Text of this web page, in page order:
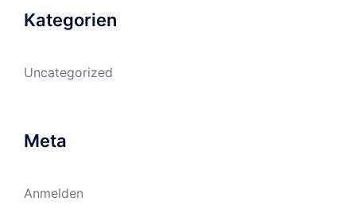
Kategorien
Uncategorized
Meta
Anmelden